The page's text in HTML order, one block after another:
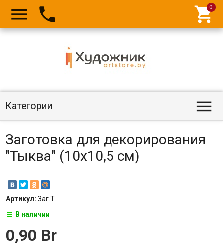
  
Категории 
Заготовка для декорирования
"Тыква" (10х10,5 см)
Артикул: Заг.Т
В наличии
0,90 Br